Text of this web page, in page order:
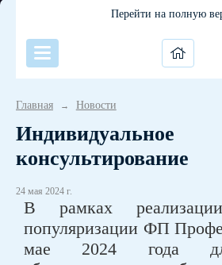
Перейти на полную
Главная → Новости
Индивидуальное
консультирование
24 мая 2024 г.
В рамках
популяризации ФП
мае 2024 года